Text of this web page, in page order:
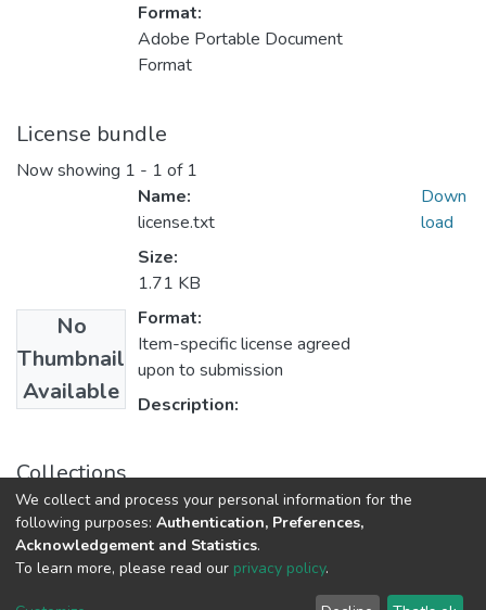
Format:
Adobe Portable Document
Format
License bundle
Now showing 1 - 1 of 1
No
Thumbnail
Available
Name:
license.txt
Size:
1.71 KB
Format:
Item-specific license agreed
upon to submission
Description:
Down
load
Collections
Статті та доповіді ЕПФ (Правові науки)
DSpace software copyright © 2009-2026
We collect and process your personal information for the
following purposes: Authentication, Preferences,
Acknowledgement and Statistics.
To learn more, please read our privacy policy.